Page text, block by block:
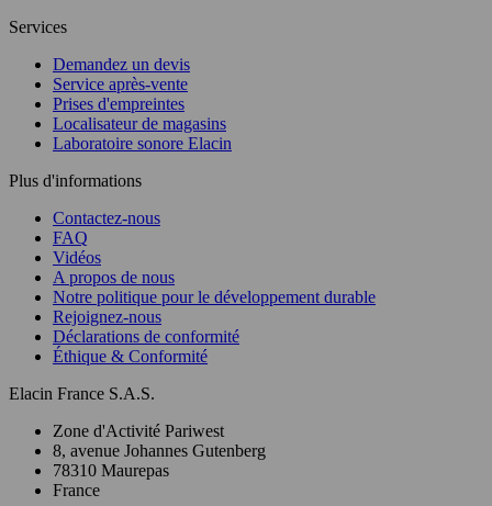
Services
Demandez un devis
Service après-vente
Prises d'empreintes
Localisateur de magasins
Laboratoire sonore Elacin
Plus d'informations
Contactez-nous
FAQ
Vidéos
A propos de nous
Notre politique pour le développement durable
Rejoignez-nous
Déclarations de conformité
Éthique & Conformité
Elacin France S.A.S.
Zone d'Activité Pariwest
8, avenue Johannes Gutenberg
78310 Maurepas
France